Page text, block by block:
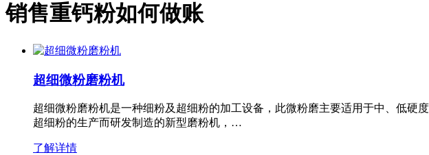
销售重钙粉如何做账
超细微粉磨粉机
超细微粉磨粉机是一种细粉及超细粉的加工设备，此微粉磨主要适用于中、低硬
超细粉的生产而研发制造的新型磨粉机，…
了解详情